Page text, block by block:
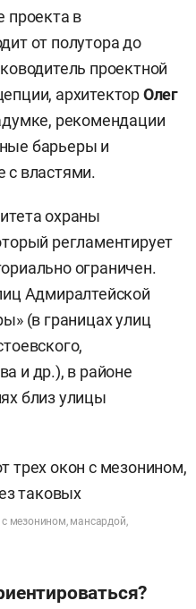
проекта в
от полутора до
проектной
архитекторОлег
рекомендации
барьеры и
с властями.
охраны
регламентирует
ограничен.
Адмиралтейской
(в границах улиц
и др.), в районе
близ улицы
мезонином, мансардой,